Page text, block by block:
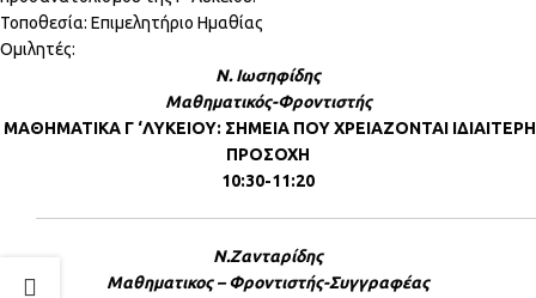
Τοποθεσία: Επιμελητήριο Ημαθίας
Ομιλητές:
Ν. Ιωσηφίδης
Μαθηματικός-Φροντιστής
ΜΑΘΗΜΑΤΙΚΑ Γ ‘ΛΥΚΕΙΟΥ: ΣΗΜΕΙΑ ΠΟΥ ΧΡΕΙΑΖΟΝΤΑΙ ΙΔΙΑΙΤΕΡΗ
ΠΡΟΣΟΧΗ
10:30-11:20
Ν.Ζανταρίδης
Μαθηματικος – Φροντιστής-Συγγραφέας